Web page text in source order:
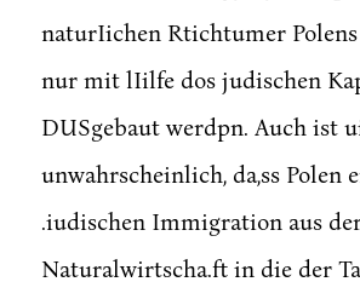
naturIichen Rtichtumer
nur mit lIilfe dos judischen
DUSgebaut werdpn. Auch ist
unwahrscheinlich, da,ss Polen
.iudischen Immigration aus
Naturalwirtscha.ft in die der